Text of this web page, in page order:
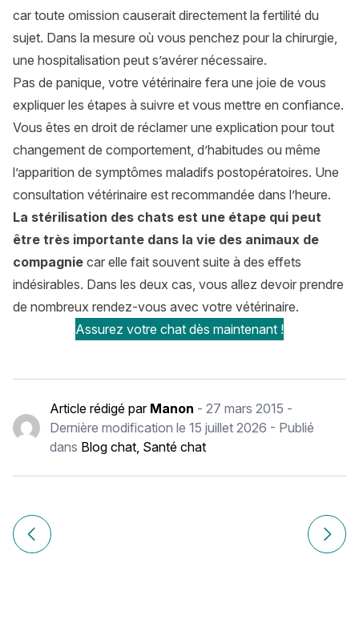
car toute omission causerait directement la fertilité du
sujet. Dans la mesure où vous penchez pour la chirurgie,
une hospitalisation peut s’avérer nécessaire.
Pas de panique, votre vétérinaire fera une joie de vous
expliquer les étapes à suivre et vous mettre en confiance.
Vous êtes en droit de réclamer une explication pour tout
changement de comportement, d’habitudes ou même
l’apparition de symptômes maladifs postopératoires. Une
consultation vétérinaire est recommandée dans l’heure.
La stérilisation des chats est une étape qui peut
être très importante dans la vie des animaux de
compagnie car elle fait souvent suite à des effets
indésirables. Dans les deux cas, vous allez devoir prendre
de nombreux rendez-vous avec votre vétérinaire.
Assurez votre chat dès maintenant !
Article rédigé par Manon - 27 mars 2015 -
Dernière modification le 15 juillet 2026 - Publié
dans Blog chat, Santé chat
Navigation
de
Article précédent Comment nourrir un chat: choisir sesArticle